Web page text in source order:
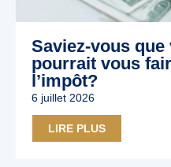
Saviez-vous
pourrait vous
l’impôt?
6 juillet 2026
LIRE PLUS